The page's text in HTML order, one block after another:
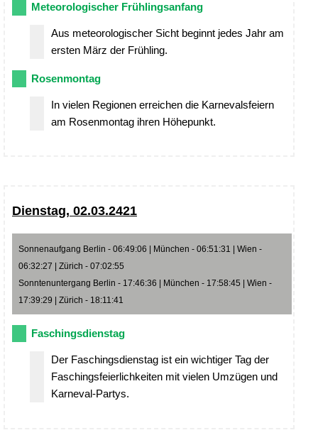
Meteorologischer Frühlingsanfang
Aus meteorologischer Sicht beginnt jedes Jahr am
ersten März der Frühling.
Rosenmontag
In vielen Regionen erreichen die Karnevalsfeiern
am Rosenmontag ihren Höhepunkt.
Dienstag, 02.03.2421
Sonnenaufgang Berlin - 06:49:06 | München - 06:51:31 | Wien -
06:32:27 | Zürich - 07:02:55
Sonntenuntergang Berlin - 17:46:36 | München - 17:58:45 | Wien -
17:39:29 | Zürich - 18:11:41
Faschingsdienstag
Der Faschingsdienstag ist ein wichtiger Tag der
Faschingsfeierlichkeiten mit vielen Umzügen und
Karneval-Partys.